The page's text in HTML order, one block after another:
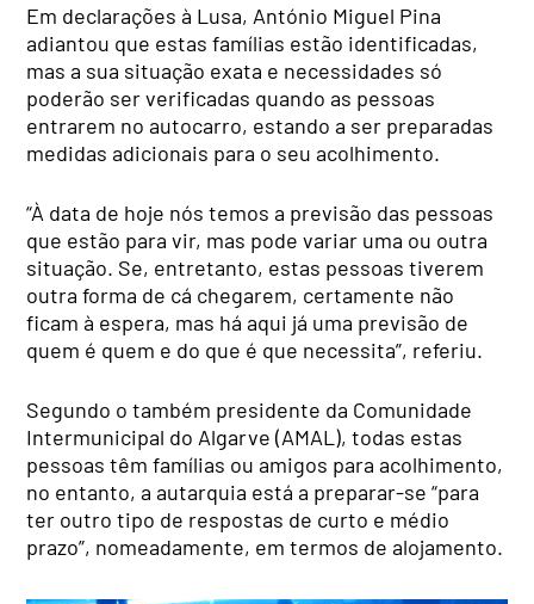
Em declarações à Lusa, António Miguel Pina
adiantou que estas famílias estão identificadas,
mas a sua situação exata e necessidades só
poderão ser verificadas quando as pessoas
entrarem no autocarro, estando a ser preparadas
medidas adicionais para o seu acolhimento.
“À data de hoje nós temos a previsão das pessoas
que estão para vir, mas pode variar uma ou outra
situação. Se, entretanto, estas pessoas tiverem
outra forma de cá chegarem, certamente não
ficam à espera, mas há aqui já uma previsão de
quem é quem e do que é que necessita”, referiu.
Segundo o também presidente da Comunidade
Intermunicipal do Algarve (AMAL), todas estas
pessoas têm famílias ou amigos para acolhimento,
no entanto, a autarquia está a preparar-se “para
ter outro tipo de respostas de curto e médio
prazo”, nomeadamente, em termos de alojamento.